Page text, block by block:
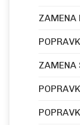
ZAMENA
ZAMENA